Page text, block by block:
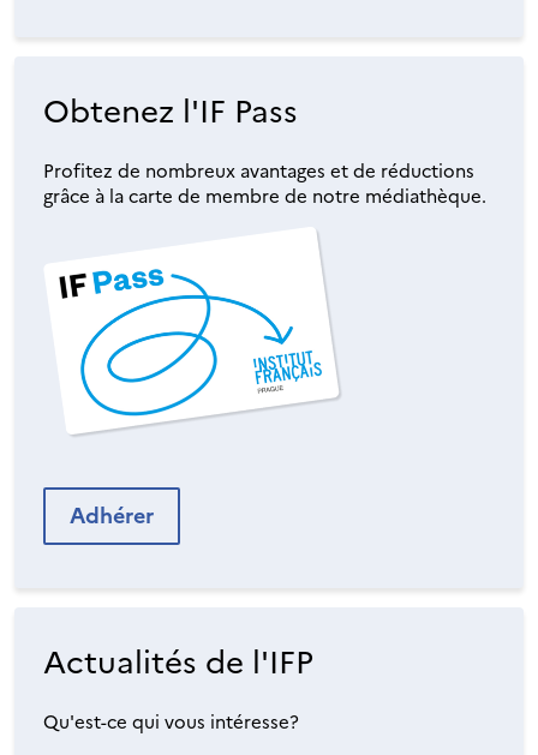
Obtenez l'IF Pass
Profitez de nombreux avantages et de réductions
grâce à la carte de membre de notre médiathèque.
Adhérer
Actualités de l'IFP
Qu'est-ce qui vous intéresse?